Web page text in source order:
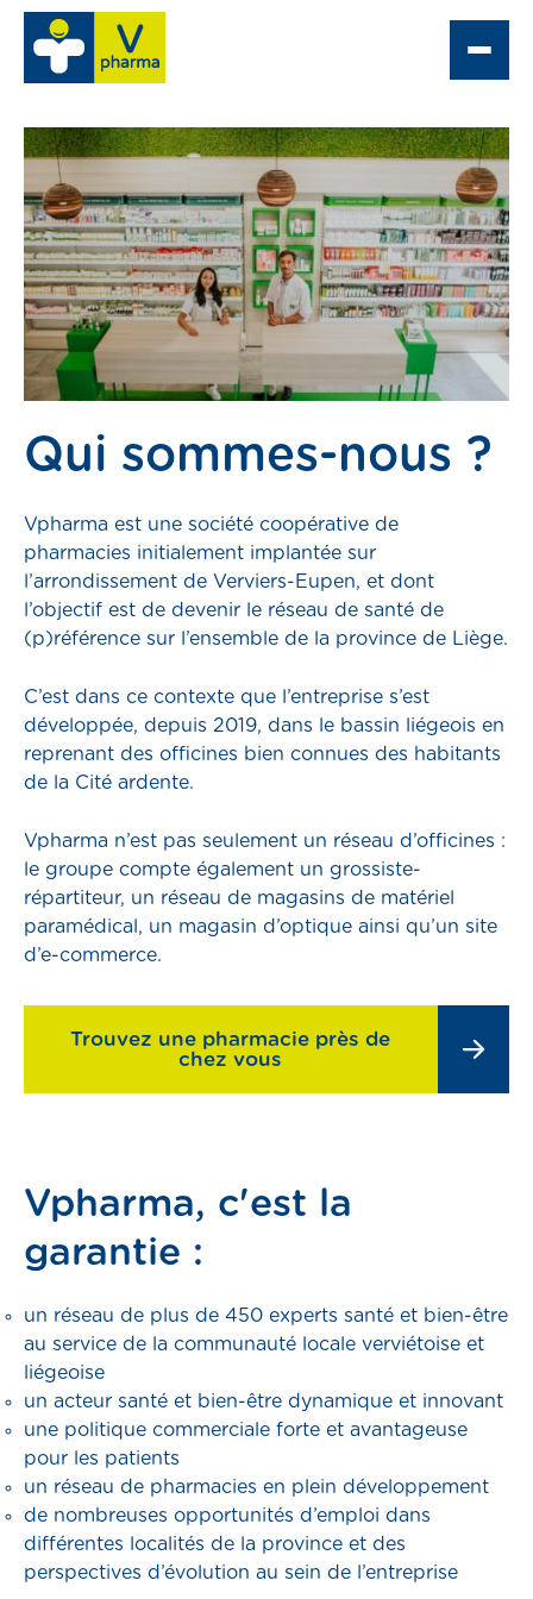
grossiste
pharmacie
Prendre RDV
Pharmacies de garde
Qui sommes-nous ?
Vpharma est une société coopérative de
pharmacies initialement implantée sur
l’arrondissement de Verviers-Eupen, et dont
l’objectif est de devenir le réseau de santé de
(p)référence sur l’ensemble de la province de Liège.
C’est dans ce contexte que l’entreprise s’est
développée, depuis 2019, dans le bassin liégeois en
reprenant des officines bien connues des habitants
de la Cité ardente.
Vpharma n’est pas seulement un réseau d’officines :
le groupe compte également un grossiste-
répartiteur, un réseau de magasins de matériel
paramédical, un magasin d’optique ainsi qu’un site
d’e-commerce.
Trouvez une pharmacie près de
chez vous
Vpharma, c'est la
garantie :
un réseau de plus de 450 experts santé et bien-être
au service de la communauté locale verviétoise et
liégeoise
un acteur santé et bien-être dynamique et innovant
une politique commerciale forte et avantageuse
pour les patients
un réseau de pharmacies en plein développement
de nombreuses opportunités d’emploi dans
différentes localités de la province et des
perspectives d’évolution au sein de l’entreprise